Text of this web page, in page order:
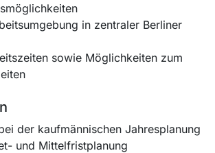
in zentraler Berliner
sowie Möglichkeiten zum
der kaufmännischen Jahresplanung
und Mittelfristplanung